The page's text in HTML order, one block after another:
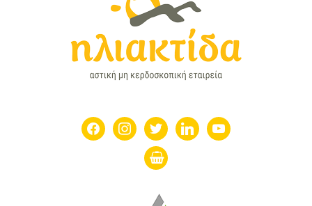
facebookinstagramtwitter linkedin youtube
shopping-
basket